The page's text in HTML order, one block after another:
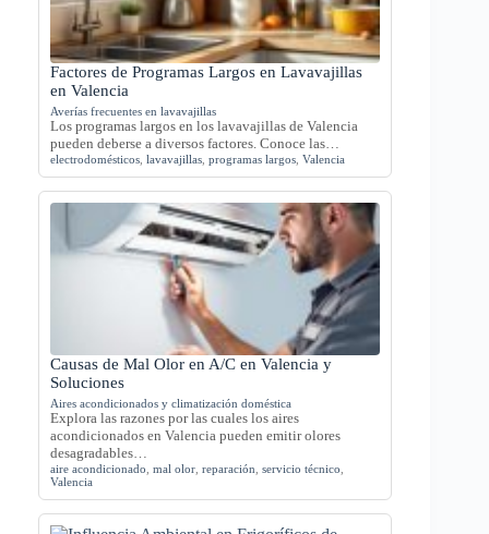
Factores de Programas Largos en Lavavajillas
en Valencia
Averías frecuentes en lavavajillas
Los programas largos en los lavavajillas de Valencia
pueden deberse a diversos factores. Conoce las…
electrodomésticos lavavajillas programas largos Valencia
Causas de Mal Olor en A/C en Valencia y
Soluciones
Aires acondicionados y climatización doméstica
Explora las razones por las cuales los aires
acondicionados en Valencia pueden emitir olores
desagradables…
aire acondicionado mal olor reparación servicio técnico
Valencia